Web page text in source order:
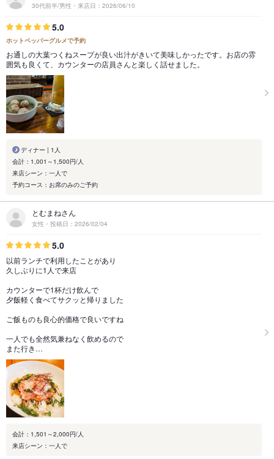
30代前半/男性・来店日：2026/06/10
5.0
ホットペッパーグルメで予約
お通しの大葉つくねスープが良い出汁がきいて美味しかったです。お店の雰
囲気も良くて、カウンターの店員さんと楽しく話せました。
ディナー | 1人
会計：1,001～1,500円/人
来店シーン：一人で
予約コース：お席のみのご予約
とむまねさん
女性・投稿日：2026/02/04
5.0
以前ランチで利用したことがあり
久しぶりに1人で来店
カウンターで1杯だけ飲んで
夕飯軽く食べてサクッと帰りました
ご飯ものも良心的価格で良いですね
一人でも全然気兼ねなく飲めるので
また行き…
会計：1,501～2,000円/人
来店シーン：一人で